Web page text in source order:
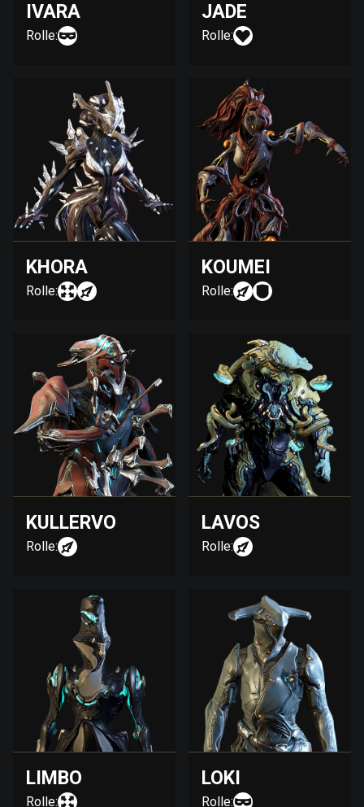
IVARA
Rolle:
JADE
Rolle:
KHORA
Rolle:
KOUMEI
Rolle:
KULLERVO
Rolle:
LAVOS
Rolle:
LIMBO
Rolle:
LOKI
Rolle: